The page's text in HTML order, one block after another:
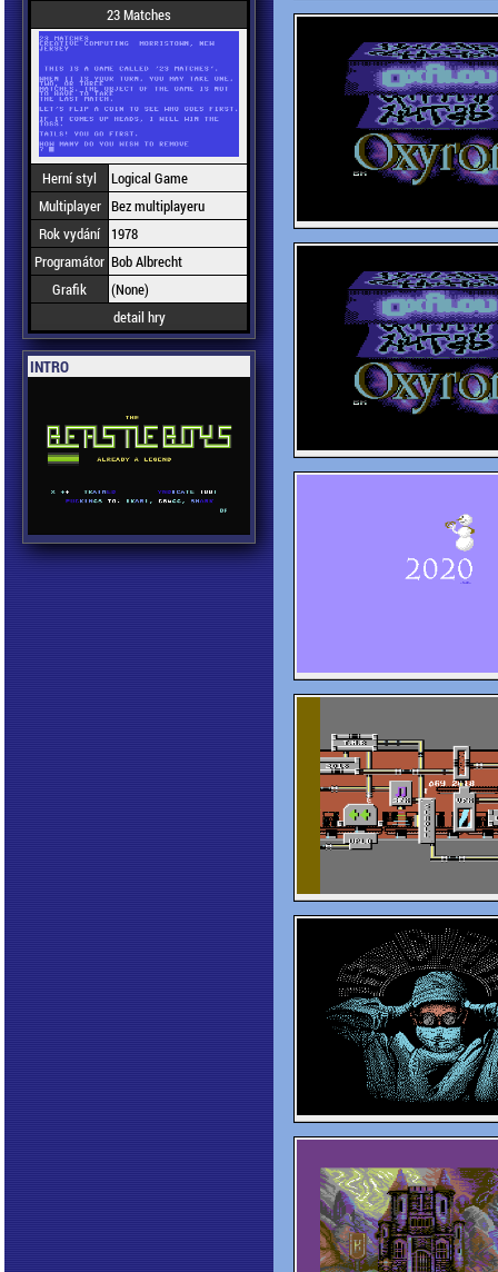
23 Matches
Herní styl
Logical Game
Multiplayer Bez multiplayeru
Rok vydání
1978
Programátor Bob Albrecht
Grafik
(None)
detail hry
INTRO